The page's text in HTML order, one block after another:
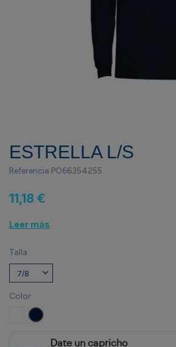
ESTRELLA L/S
Referencia PO66354255
11,18 €
Leer más
Talla
Color
BLANCOMARINO
Date un capricho